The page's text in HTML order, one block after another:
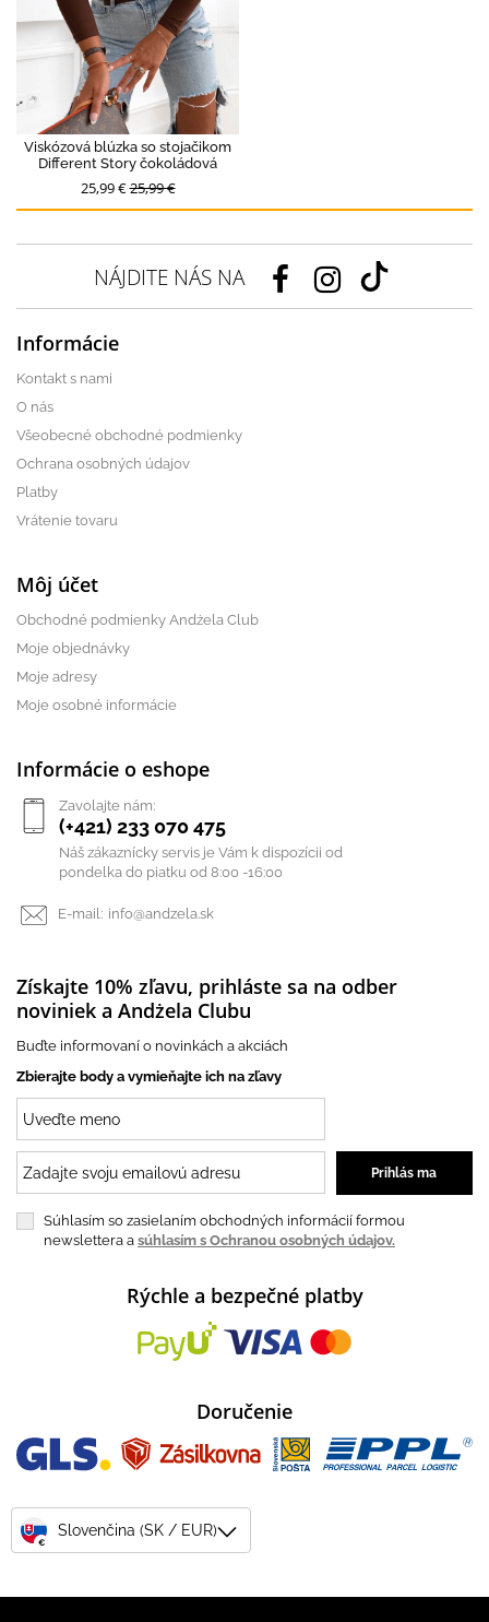
Viskózová blúzka so stojačikom
Different Story čokoládová
25,99 €25,99 €
NÁJDITE NÁS NA
Informácie
Kontakt s nami
O nás
Všeobecné obchodné podmienky
Ochrana osobných údajov
Platby
Vrátenie tovaru
Môj účet
Obchodné podmienky Andżela Club
Moje objednávky
Moje adresy
Moje osobné informácie
Informácie o eshope
Zavolajte nám:
(+421) 233 070 475
Náš zákaznícky servis je Vám k dispozícii od
pondelka do piatku od 8:00 -16:00
E-mail: info@andzela.sk
Získajte 10% zľavu, prihláste sa na odber
noviniek a Andżela Clubu
Buďte informovaní o novinkách a akciách
Zbierajte body a vymieňajte ich na zľavy
Súhlasím so zasielaním obchodných informácií formou
newslettera a súhlasím s Ochranou osobných údajov.
Rýchle a bezpečné platby
Doručenie
€
Slovenčina (SK / EUR)